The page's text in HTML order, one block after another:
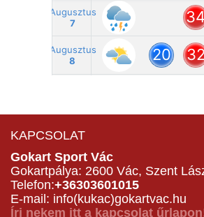
KAPCSOLAT
Gokart Sport Vác
Gokartpálya: 2600 Vác, Szent
Telefon:+36303601015
E-mail: info(kukac)gokartvac.hu
Írj nekem itt a kapcsolat